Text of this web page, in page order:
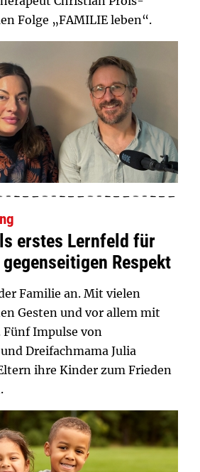
Folge „FAMILIE leben“.
erstes Lernfeld für
Respekt
Familie an. Mit vielen
Gesten und vor allem mit
Impulse von
Dreifachmama Julia
ihre Kinder zum Frieden